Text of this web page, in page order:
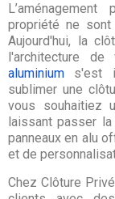
propriété ne
Aujourd'hui, la
l'architecture
aluminium s'est
sublimer une
vous souhaitiez
laissant passer
panneaux en alu
et de
Chez Clôture